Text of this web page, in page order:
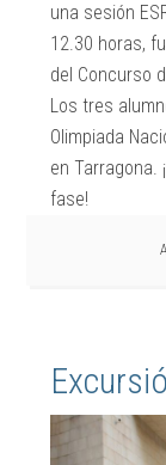
una sesión
12.30 horas,
del Concurso
​Los tres
Olimpiada
en Tarragona.
fase!